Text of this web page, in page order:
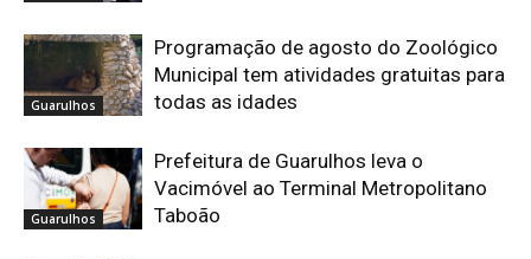
Guarulhos
Programação de agosto do Zoológico
Municipal tem atividades gratuitas para
todas as idades
Guarulhos
Prefeitura de Guarulhos leva o
Vacimóvel ao Terminal Metropolitano
Taboão